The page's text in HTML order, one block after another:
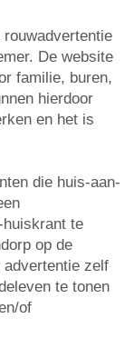
De website
familie, buren,
hierdoor
en het is
die huis-aan-
te
op de
zelf
te tonen
of